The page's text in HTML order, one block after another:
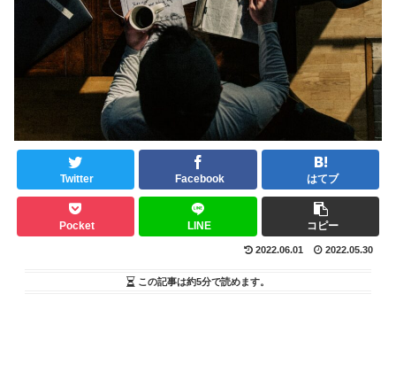
Twitter Facebook はてブ
Pocket LINE コピー
2022.06.01 2022.05.30
この記事は約5分で読めます。